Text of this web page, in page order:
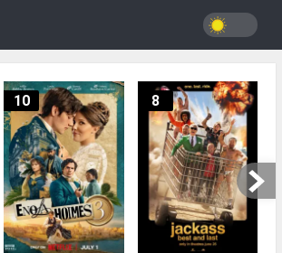
10 8